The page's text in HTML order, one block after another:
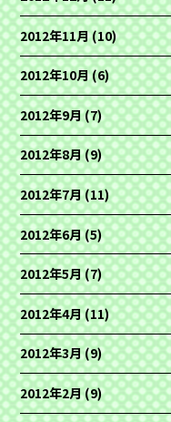
2012年11月(10)
2012年10月(6)
2012年9月(7)
2012年8月(9)
2012年7月(11)
2012年6月(5)
2012年5月(7)
2012年4月(11)
2012年3月(9)
2012年2月(9)